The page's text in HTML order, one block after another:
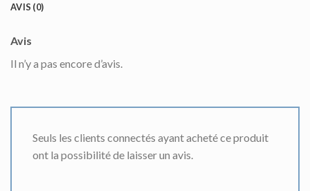
AVIS (0)
Avis
Il n’y a pas encore d’avis.
Seuls les clients connectés ayant acheté ce produit
ont la possibilité de laisser un avis.